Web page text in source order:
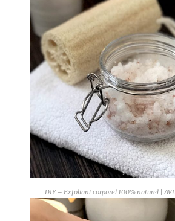
DIY – Exfoliant corporel 100% naturel |